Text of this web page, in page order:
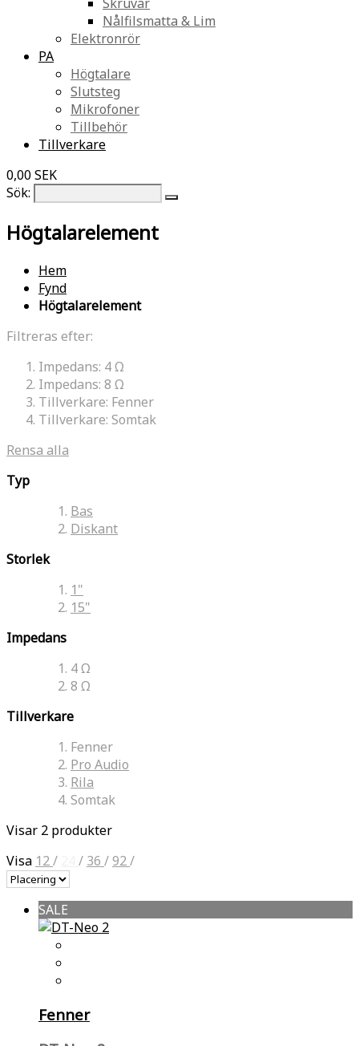
Nålfilsmatta & Lim
Elektronrör
PA
Högtalare
Slutsteg
Mikrofoner
Tillbehör
Tillverkare
0,00 SEK
Sök:
Högtalarelement
Hem
Fynd
Högtalarelement
Filtreras efter:
Impedans: 4 Ω
Impedans: 8 Ω
Tillverkare: Fenner
Tillverkare: Somtak
Rensa alla
Typ
Bas
Diskant
Storlek
1"
15"
Impedans
4 Ω
8 Ω
Tillverkare
Fenner
Pro Audio
Rila
Somtak
Visar 2 produkter
Visa 12/ / 36 /92/
SALE
Fenner